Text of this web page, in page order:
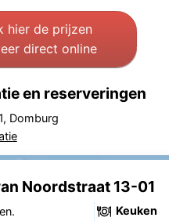
hier de prijzen
direct online
en reserveringen
Domburg
Noordstraat 13-01
Keuken